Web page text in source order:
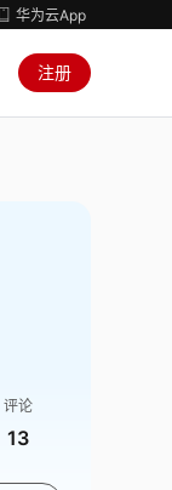
华为云App
注册
评论
13